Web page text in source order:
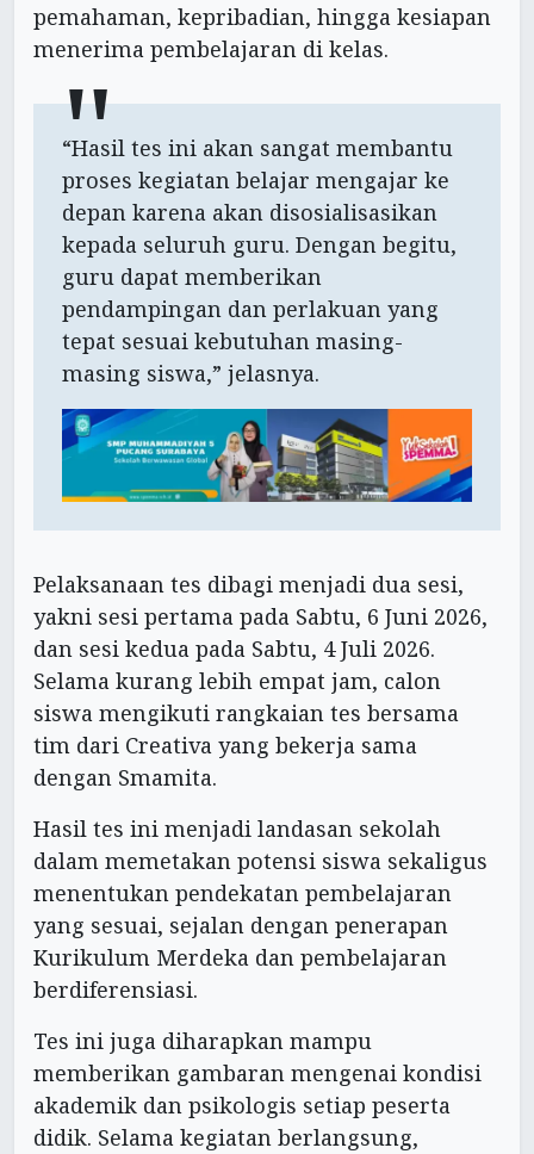
pemahaman, kepribadian, hingga kesiapan
menerima pembelajaran di kelas.
“Hasil tes ini akan sangat membantu
proses kegiatan belajar mengajar ke
depan karena akan disosialisasikan
kepada seluruh guru. Dengan begitu,
guru dapat memberikan
pendampingan dan perlakuan yang
tepat sesuai kebutuhan masing-
masing siswa,” jelasnya.
Pelaksanaan tes dibagi menjadi dua sesi,
yakni sesi pertama pada Sabtu, 6 Juni 2026,
dan sesi kedua pada Sabtu, 4 Juli 2026.
Selama kurang lebih empat jam, calon
siswa mengikuti rangkaian tes bersama
tim dari Creativa yang bekerja sama
dengan Smamita.
Hasil tes ini menjadi landasan sekolah
dalam memetakan potensi siswa sekaligus
menentukan pendekatan pembelajaran
yang sesuai, sejalan dengan penerapan
Kurikulum Merdeka dan pembelajaran
berdiferensiasi.
Tes ini juga diharapkan mampu
memberikan gambaran mengenai kondisi
akademik dan psikologis setiap peserta
didik. Selama kegiatan berlangsung,